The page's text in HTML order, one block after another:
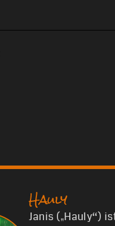
Hauly
Janis („Hauly“)